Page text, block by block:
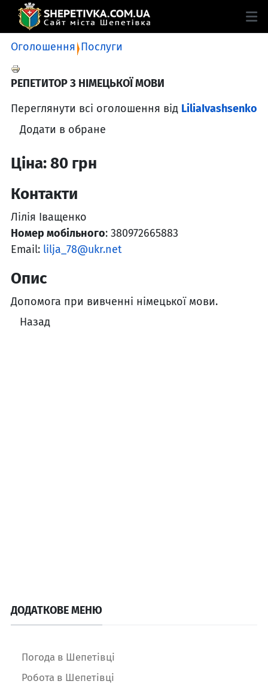
Оголошення Послуги
РЕПЕТИТОР З НІМЕЦЬКОЇ МОВИ
Переглянути всі оголошення від LiliaIvashsenko
Додати в обране
Ціна: 80 грн
Контакти
Лілія Іващенко
Номер мобільного: 380972665883
Email: lilja_78@ukr.net
Опис
Допомога при вивченні німецької мови.
Назад
ДОДАТКОВЕ МЕНЮ
Погода в Шепетівці
Робота в Шепетівці